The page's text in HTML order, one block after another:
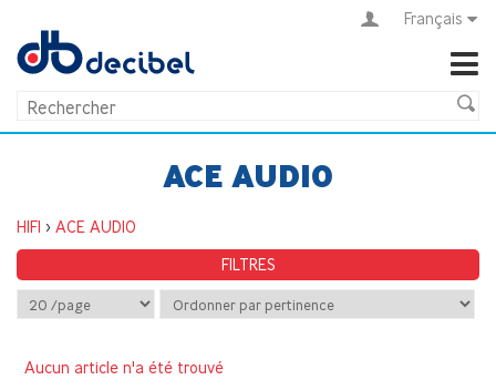
Français
ACE AUDIO
HIFI > ACE AUDIO
FILTRES
Aucun article n'a été trouvé